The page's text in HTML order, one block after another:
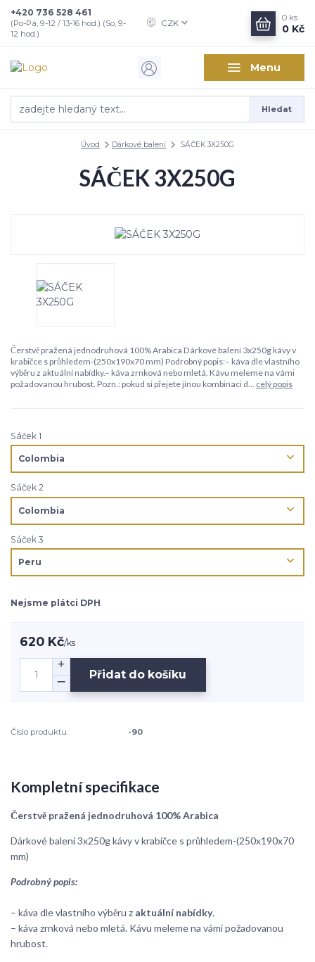
Menu
CZK
Hledat
+420 736 528 461
(Po-Pá, 9-12 / 13-16 hod.) (So, 9-
12 hod.)
0 ks
0 Kč
Úvod Dárkové balení SÁČEK 3X250G
SÁČEK 3X250G
Čerstvě pražená jednodruhová 100% Arabica Dárkové balení 3x250g kávy v
krabičce s průhledem-(250x190x70 mm) Podrobný popis:– káva dle vlastního
výběru z aktuální nabídky.– káva zrnková nebo mletá. Kávu meleme na vámi
požadovanou hrubost. Pozn.: pokud si přejete jinou kombinaci d... celý popis
Sáček 1
Sáček 2
Sáček 3
Nejsme plátci DPH
620 Kč/ks
Přidat do košíku
Číslo produktu: -90
Kompletní specifikace
Čerstvě pražená jednodruhová 100% Arabica
Dárkové balení 3x250g kávy v krabičce s průhledem-(250x190x70
mm)
Podrobný popis:
– káva dle vlastního výběru z aktuální nabídky.
– káva zrnková nebo mletá. Kávu meleme na vámi požadovanou
hrubost.